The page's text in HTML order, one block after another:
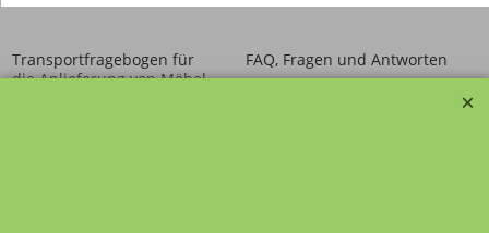
Transportfragebogen für
die Anlieferung von Möbel
FAQ, Fragen und Antworten